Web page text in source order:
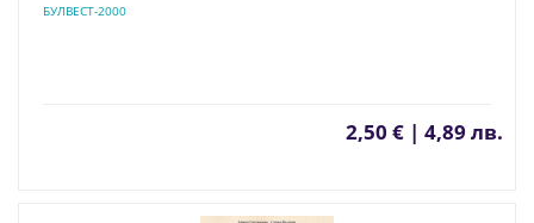
БУЛВЕСТ-2000
2,50 € | 4,89 лв.